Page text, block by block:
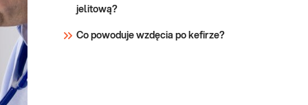
jelitową?
Co powoduje wzdęcia po kefirze?